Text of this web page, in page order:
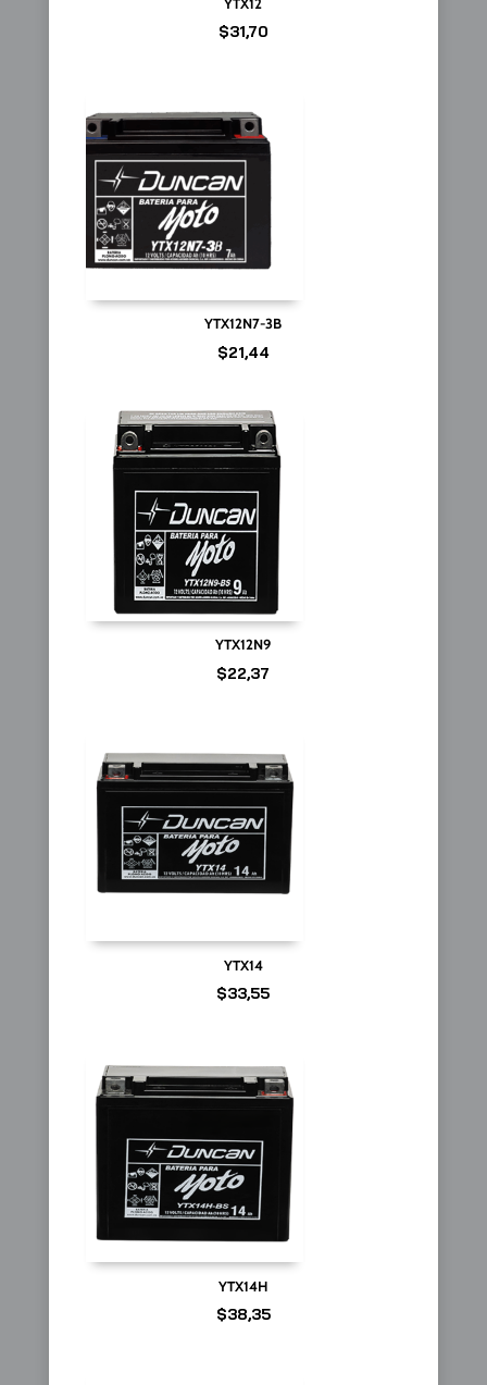
$31,70
YTX12N7-3B
$21,44
YTX12N9
$22,37
YTX14
$33,55
YTX14H
$38,35